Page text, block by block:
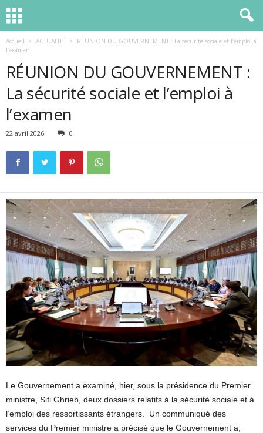
Accueil ACTUALITÉ
RÉUNION DU GOUVERNEMENT : La sécurité sociale et l’emploi à
l’examen
RÉUNION DU GOUVERNEMENT :
La sécurité sociale et l’emploi à
l’examen
22 avril 2026 0
Le Gouvernement a examiné, hier, sous la présidence du Premier
ministre, Sifi Ghrieb, deux dossiers relatifs à la sécurité sociale et à
l’emploi des ressortissants étrangers. Un communiqué des
services du Premier ministre a précisé que le Gouvernement a,